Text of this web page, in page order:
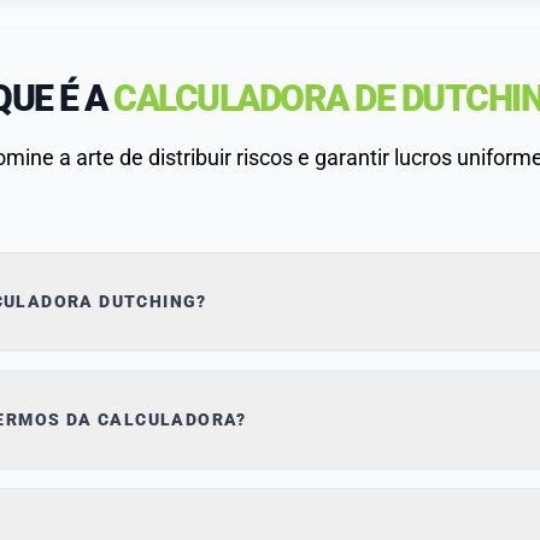
É ACALCULADORA DE
a arte de distribuir riscos e garantir lucros
DUTCHING?
DA CALCULADORA?
será baixo também. Assim como, quanto menos provável o resultado, maior será